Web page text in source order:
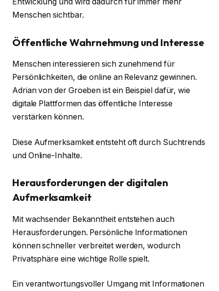
Menschen sichtbar.
Öffentliche Wahrnehmung und Interesse
Menschen interessieren sich zunehmend für
Persönlichkeiten, die online an Relevanz gewinnen.
Adrian von der Groeben ist ein Beispiel dafür, wie
digitale Plattformen das öffentliche Interesse
verstärken können.
Diese Aufmerksamkeit entsteht oft durch Suchtrends
und Online-Inhalte.
Herausforderungen der digitalen
Aufmerksamkeit
Mit wachsender Bekanntheit entstehen auch
Herausforderungen. Persönliche Informationen
können schneller verbreitet werden, wodurch
Privatsphäre eine wichtige Rolle spielt.
Ein verantwortungsvoller Umgang mit Informationen